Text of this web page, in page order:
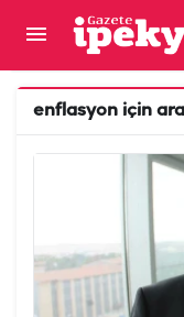
enflasyon için